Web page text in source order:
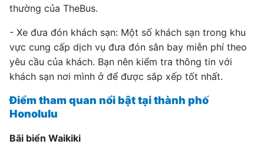
thường của TheBus.
- Xe đưa đón khách sạn: Một số khách sạn trong khu
vực cung cấp dịch vụ đưa đón sân bay miễn phí theo
yêu cầu của khách. Bạn nên kiểm tra thông tin với
khách sạn nơi mình ở để được sắp xếp tốt nhất.
Điểm tham quan nổi bật tại thành phố
Honolulu
Bãi biển Waikiki